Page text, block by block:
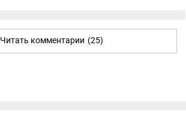
Читать комментарии (25)